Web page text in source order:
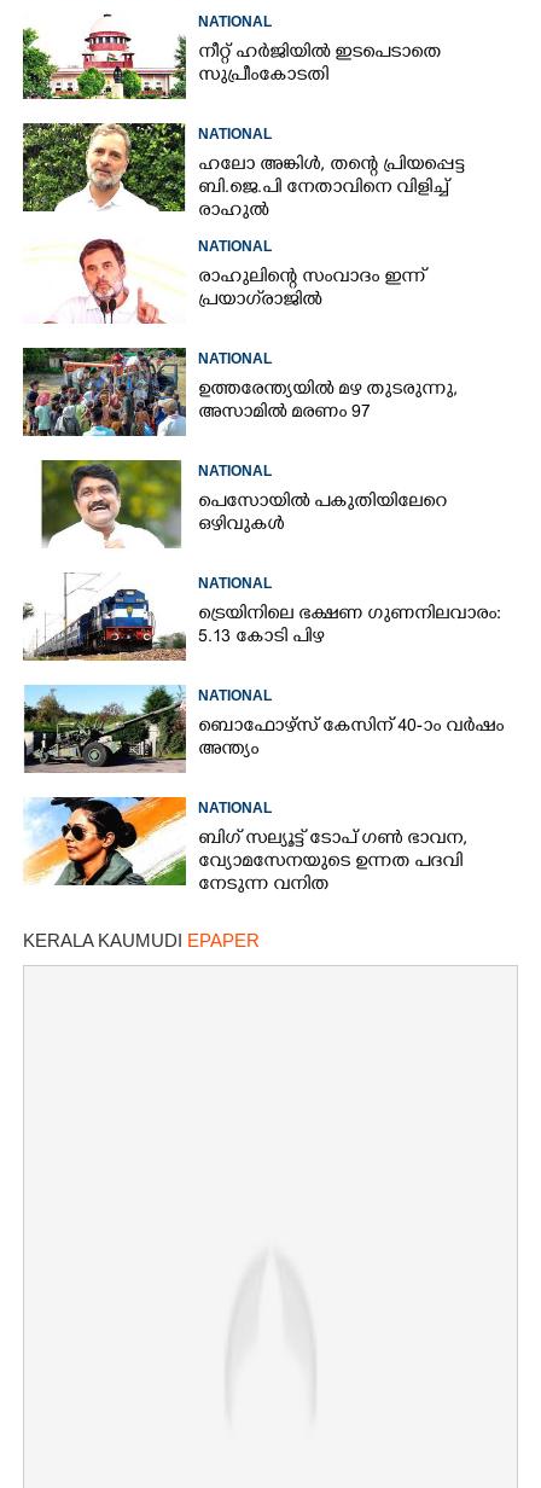
NATIONAL
നീറ്റ് ഹർജിയിൽ ഇടപെടാതെ
സുപ്രീംകോടതി
NATIONAL
ഹലോ അങ്കിൾ,​ തന്റെ പ്രിയപ്പെട്ട
ബി.ജെ.പി നേതാവിനെ വിളിച്ച്
രാഹുൽ
NATIONAL
രാഹുലിന്റെ സംവാദം ഇന്ന്
പ്രയാഗ്‌രാജിൽ
NATIONAL
ഉത്തരേന്ത്യയിൽ മഴ തുടരുന്നു,​
അസാമിൽ മരണം 97
NATIONAL
പെസോയിൽ പകുതിയിലേറെ
ഒഴിവുകൾ
NATIONAL
ട്രെയിനിലെ ഭക്ഷണ ഗുണനിലവാരം:
5.13 കോടി പിഴ
NATIONAL
ബൊഫോഴ്സ് കേസിന് 40-ാം വ‌ർഷം
അന്ത്യം
NATIONAL
ബിഗ് സല്യൂട്ട് ടോപ് ഗൺ ഭാവന,​
വ്യോമസേനയുടെ ഉന്നത പദവി
നേടുന്ന വനിത
KERALA KAUMUDI EPAPER